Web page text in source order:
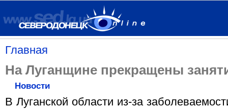
Главная
На Луганщине прекращены
Новости
В Луганской области из-за